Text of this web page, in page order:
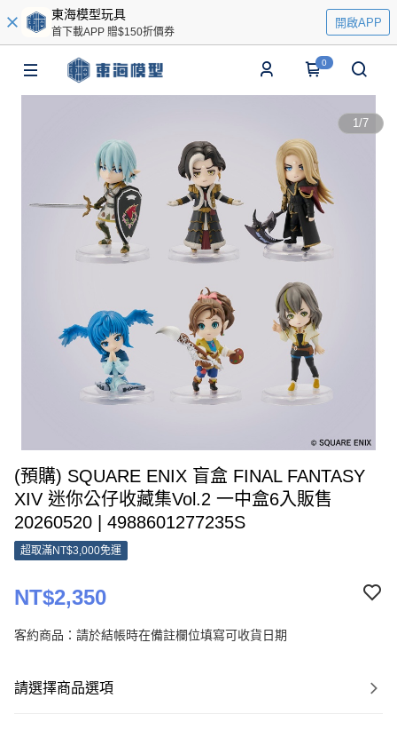
東海模型玩具
首下載APP 贈$150折價券
開啟APP
0
1/7
(預購) SQUARE ENIX 盲盒 FINAL FANTASY
XIV 迷你公仔收藏集Vol.2 一中盒6入販售
20260520 | 4988601277235S
超取滿NT$3,000免運
NT$2,350
客約商品：請於結帳時在備註欄位填寫可收貨日期
請選擇商品選項